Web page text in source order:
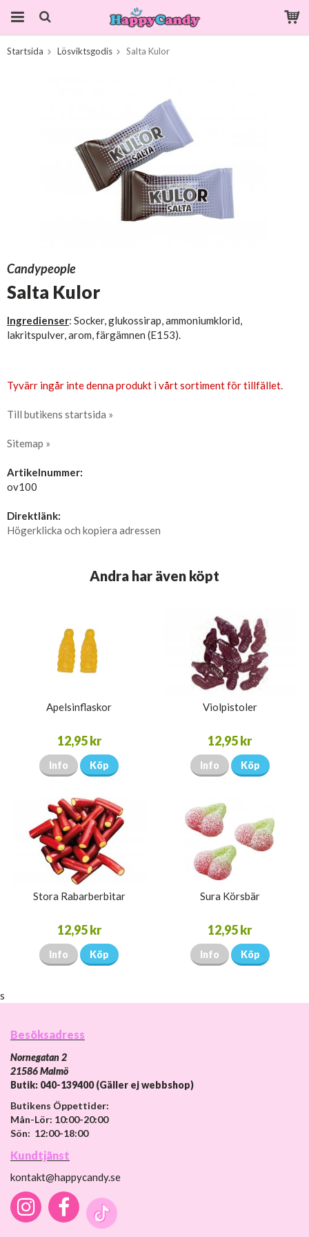
Startsida Lösviktsgodis Salta Kulor
Candypeople
Salta Kulor
Ingredienser: Socker, glukossirap, ammoniumklorid,
lakritspulver, arom, färgämnen (E153).
Tyvärr ingår inte denna produkt i vårt sortiment för tillfället.
Till butikens startsida »
Sitemap »
Artikelnummer:
ov100
Direktlänk:
Högerklicka och kopiera adressen
Andra har även köpt
Apelsinflaskor
12,95 kr
Info Köp
Violpistoler
12,95 kr
Info Köp
Stora Rabarberbitar
12,95 kr
Info Köp
Sura Körsbär
12,95 kr
Info Köp
s
Besöksadress
Nornegatan 2
21586 Malmö
Butik: 040-139400 (Gäller ej webbshop)
Butikens Öppettider:
Mån-Lör: 10:00-20:00
Sön: 12:00-18:00
Kundtjänst
kontakt@happycandy.se